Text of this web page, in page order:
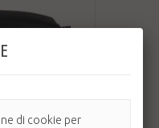
di cookie per